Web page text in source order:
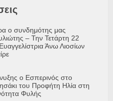
ο συνδημότης μας
– Την Τετάρτη 22
Άνω Λιοσίων
ο Εσπερινός στο
του Προφήτη Ηλία στη
Φυλής